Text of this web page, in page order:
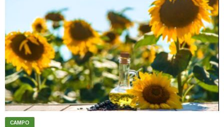
CAMPO